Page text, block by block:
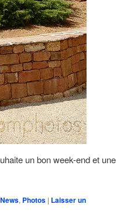
un bon week-end et une
News, Photos | Laisser un